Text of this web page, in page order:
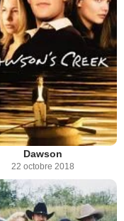
Dawson
22 octobre 2018